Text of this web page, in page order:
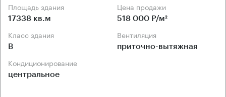
Площадь здания
17338 кв.м
Цена продажи
518 000 Р/м²
Класс здания
B
Вентиляция
приточно-вытяжная
Кондиционирование
центральное